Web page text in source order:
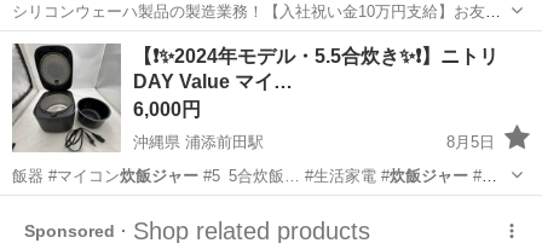
シリコンウェーハ製品の製造業務！【入社祝い金10万円支給】お友達
やカップルとの応募OK◎年間休日129日＆休出なしでプライベート充
実♪業務はクリーンルームで快適作業◎自社正社員登用制度あり★1食
300円～の格安食堂あり！《佐...
佐賀 伊万里市 東山代駅 その他
【❗️✨2024年モデル・5.5合炊き✨❗️】ニトリ
DAY Value マイ…
6,000円
沖縄県 浦添前田駅
8月5日
飯器 #マイコン炊飯ジャー #5_5合炊飯… #生活家電 #炊飯ジャー#新
生活 #一…